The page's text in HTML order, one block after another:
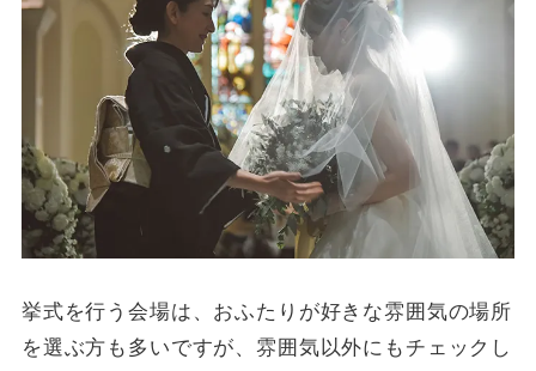
挙式を行う会場は、おふたりが好きな雰囲気の場所
を選ぶ方も多いですが、雰囲気以外にもチェックし